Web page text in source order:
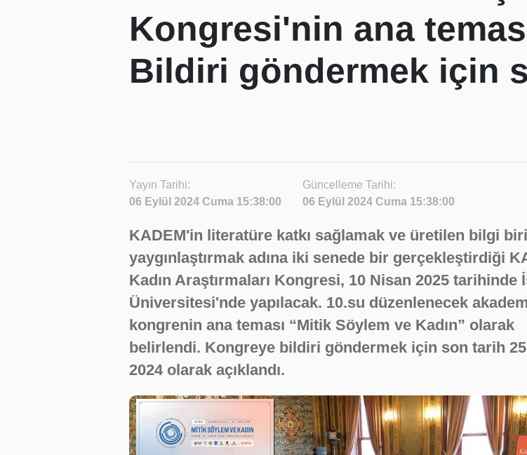
Kongresi'nin ana
Bildiri göndermek için
Yayın Tarihi:
06 Eylül 2024 Cuma 15:38:00
Güncelleme Tarihi:
06 Eylül 2024 Cuma 15:38:00
KADEM'in literatüre katkı sağlamak ve üretilen bilgi
yaygınlaştırmak adına iki senede bir gerçekleştirdiği
Kadın Araştırmaları Kongresi, 10 Nisan 2025 tarihinde
Üniversitesi'nde yapılacak. 10.su düzenlenecek
kongrenin ana teması “Mitik Söylem ve Kadın” olarak
belirlendi. Kongreye bildiri göndermek için son tarih
2024 olarak açıklandı.